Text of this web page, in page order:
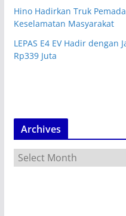
Hino Hadirkan Truk
Keselamatan Masyarakat
LEPAS E4 EV Hadir dengan
Rp339 Juta
Archives
r